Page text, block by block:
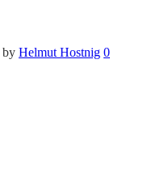
by Helmut Hostnig 0